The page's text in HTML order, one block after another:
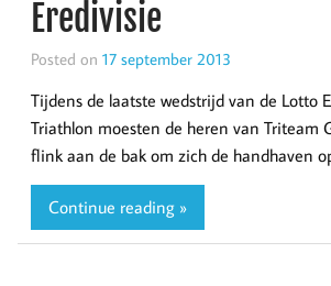
Eredivisie
Posted on 17 september 2013
Tijdens de laatste wedstrijd van de Lotto
Triathlon moesten de heren van Triteam
flink aan de bak om zich de handhaven
Continue reading »